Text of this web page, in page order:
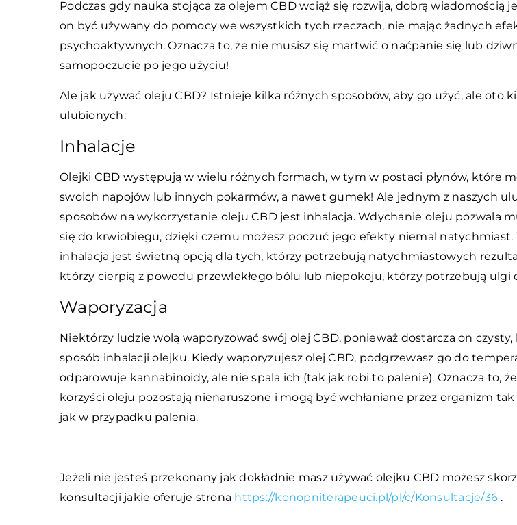
Podczas gdy nauka stojąca za olejem CBD wciąż się rozwija, dobrą wiadomością
on być używany do pomocy we wszystkich tych rzeczach, nie mając żadnych
psychoaktywnych. Oznacza to, że nie musisz się martwić o naćpanie się lub
samopoczucie po jego użyciu!
Ale jak używać oleju CBD? Istnieje kilka różnych sposobów, aby go użyć, ale oto
ulubionych:
Inhalacje
Olejki CBD występują w wielu różnych formach, w tym w postaci płynów, które
swoich napojów lub innych pokarmów, a nawet gumek! Ale jednym z naszych
sposobów na wykorzystanie oleju CBD jest inhalacja. Wdychanie oleju pozwala
się do krwiobiegu, dzięki czemu możesz poczuć jego efekty niemal natychmiast.
inhalacja jest świetną opcją dla tych, którzy potrzebują natychmiastowych
którzy cierpią z powodu przewlekłego bólu lub niepokoju, którzy potrzebują ulgi
Waporyzacja
Niektórzy ludzie wolą waporyzować swój olej CBD, ponieważ dostarcza on czysty,
sposób inhalacji olejku. Kiedy waporyzujesz olej CBD, podgrzewasz go do
odparowuje kannabinoidy, ale nie spala ich (tak jak robi to palenie). Oznacza to,
korzyści oleju pozostają nienaruszone i mogą być wchłaniane przez organizm
jak w przypadku palenia.
Jeżeli nie jesteś przekonany jak dokładnie masz używać olejku CBD możesz
konsultacji jakie oferuje strona https://konopniterapeuci.pl/pl/c/Konsultacje/36 .